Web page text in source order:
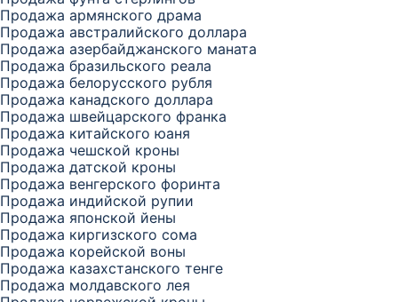
Продажа армянского драма
Продажа австралийского доллара
Продажа азербайджанского маната
Продажа бразильского реала
Продажа белорусского рубля
Продажа канадского доллара
Продажа швейцарского франка
Продажа китайского юаня
Продажа чешской кроны
Продажа датской кроны
Продажа венгерского форинта
Продажа индийской рупии
Продажа японской йены
Продажа киргизского сома
Продажа корейской воны
Продажа казахстанского тенге
Продажа молдавского лея